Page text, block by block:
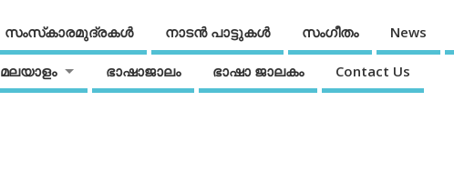
സംസ്‌കാരമുദ്രകള്‍ നാടന്‍ പാട്ടുകള്‍ സംഗീതം News
മലയാളം ഭാഷാജാലം ഭാഷാ ജാലകം Contact Us